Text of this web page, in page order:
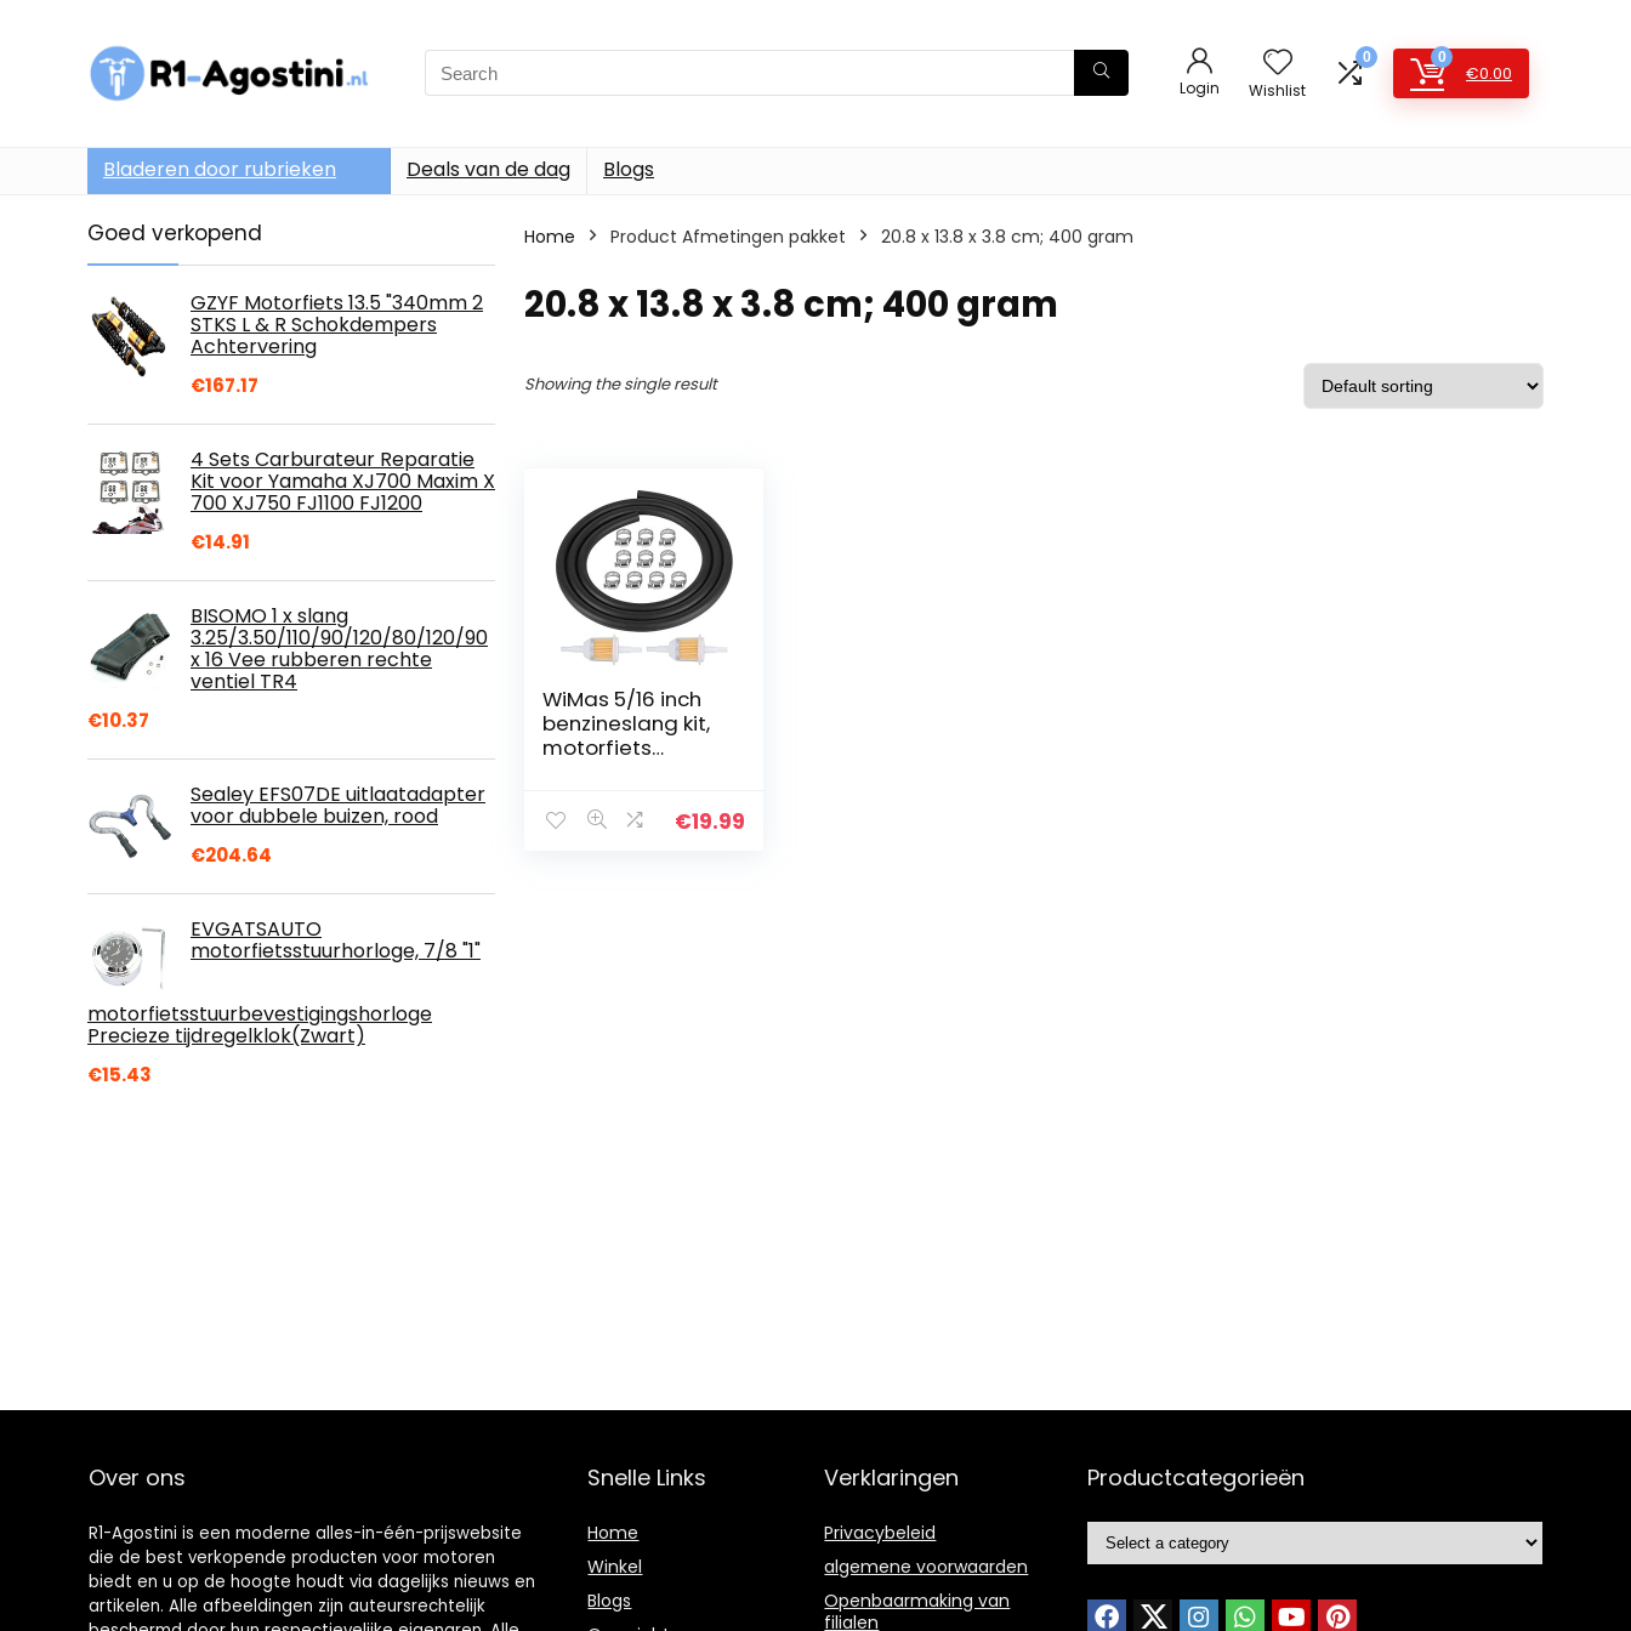
Search
for:
Login Wishlist
0 0
€0.00
Bladeren door rubrieken Deals van de dag Blogs
Goed verkopend
GZYF Motorfiets 13.5 "340mm 2
STKS L & R Schokdempers
Achtervering
€167.17
4 Sets Carburateur Reparatie
Kit voor Yamaha XJ700 Maxim X
700 XJ750 FJ1100 FJ1200
€14.91
BISOMO 1 x slang
3.25/3.50/110/90/120/80/120/90
x 16 Vee rubberen rechte
ventiel TR4
€10.37
Sealey EFS07DE uitlaatadapter
voor dubbele buizen, rood
€204.64
EVGATSAUTO
motorfietsstuurhorloge, 7/8 "1"
motorfietsstuurbevestigingshorloge
Precieze tijdregelklok(Zwart)
€15.43
Home Product Afmetingen pakket 20.8 x 13.8 x 3.8 cm; 400 gram
20.8 x 13.8 x 3.8 cm; 400 gram
Showing the single result
WiMas 5/16 inch
benzineslang kit,
motorfiets
diameter 8 mm
€19.99
Over ons
R1-Agostini is een moderne alles-in-één-prijswebsite
die de best verkopende producten voor motoren
biedt en u op de hoogte houdt via dagelijks nieuws en
artikelen. Alle afbeeldingen zijn auteursrechtelijk
Snelle Links
Home
Winkel
Blogs
Verklaringen
Privacybeleid
algemene voorwaarden
Openbaarmaking van
filialen
Productcategorieën